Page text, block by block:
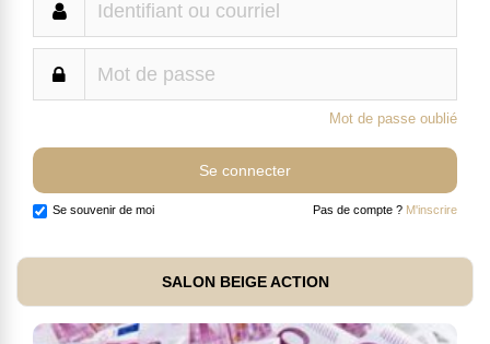
Mot de passe oublié
Se souvenir de moi Pas de compte ? M'inscrire
SALON BEIGE ACTION